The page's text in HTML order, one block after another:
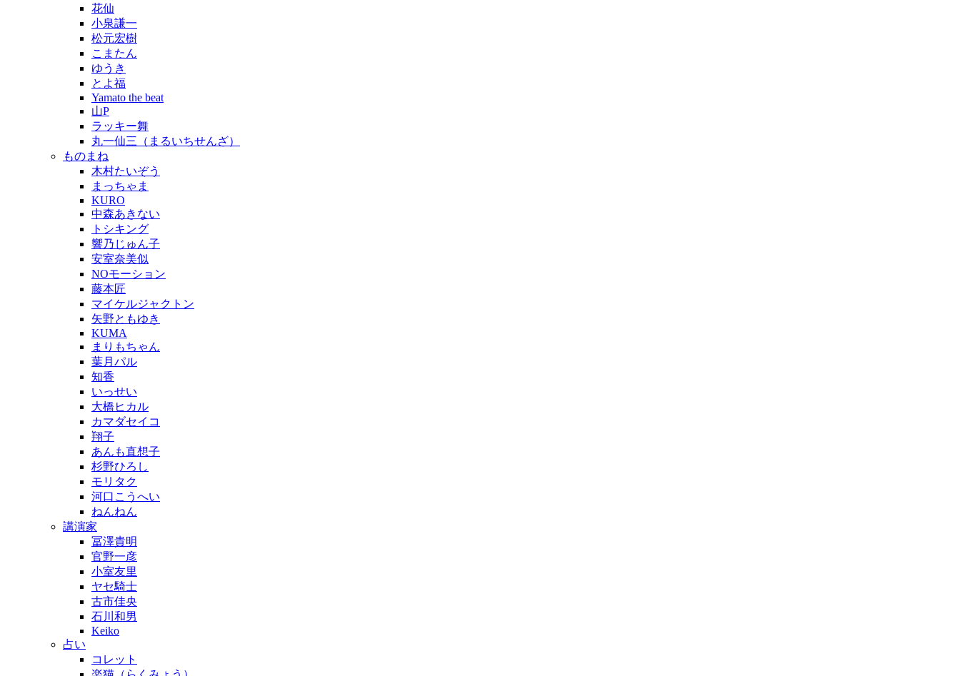
花仙
小泉謙一
松元宏樹
こまたん
ゆうき
とよ福
Yamato the beat
山P
ラッキー舞
丸一仙三（まるいちせんざ）
ものまね
木村たいぞう
まっちゃま
KURO
中森あきない
トシキング
響乃じゅん子
安室奈美似
NOモーション
藤本匠
マイケルジャクトン
矢野ともゆき
KUMA
まりもちゃん
葉月パル
知香
いっせい
大橋ヒカル
カマダセイコ
翔子
あんも直想子
杉野ひろし
モリタク
河口こうへい
ねんねん
講演家
冨澤貴明
官野一彦
小室友里
ヤセ騎士
古市佳央
石川和男
Keiko
占い
コレット